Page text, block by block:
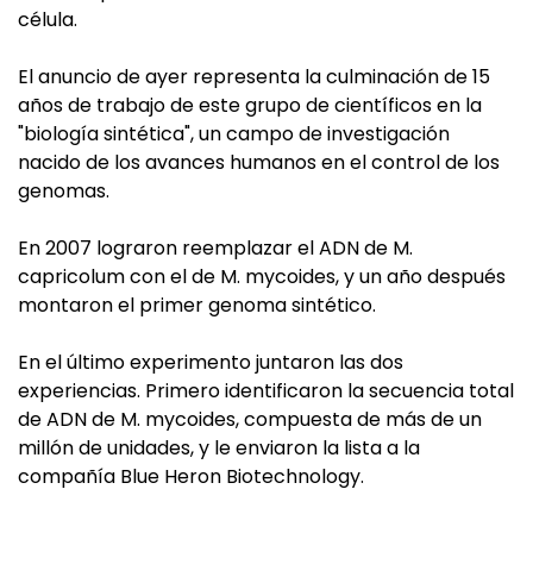
célula.
El anuncio de ayer representa la culminación de 15
años de trabajo de este grupo de científicos en la
"biología sintética", un campo de investigación
nacido de los avances humanos en el control de los
genomas.
En 2007 lograron reemplazar el ADN de M.
capricolum con el de M. mycoides, y un año después
montaron el primer genoma sintético.
En el último experimento juntaron las dos
experiencias. Primero identificaron la secuencia total
de ADN de M. mycoides, compuesta de más de un
millón de unidades, y le enviaron la lista a la
compañía Blue Heron Biotechnology.